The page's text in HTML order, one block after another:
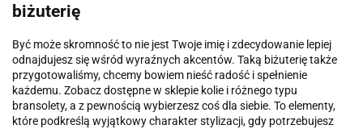
biżuterię
Być może skromność to nie jest Twoje imię i zdecydowanie lepiej
odnajdujesz się wśród wyraźnych akcentów. Taką biżuterię także
przygotowaliśmy, chcemy bowiem nieść radość i spełnienie
każdemu. Zobacz dostępne w sklepie kolie i różnego typu
bransolety, a z pewnością wybierzesz coś dla siebie. To elementy,
które podkreślą wyjątkowy charakter stylizacji, gdy potrzebujesz